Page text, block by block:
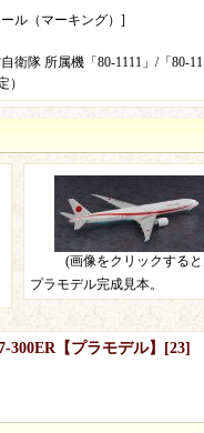
ル（マーキング）]
衛隊 所属機「80-1111」/「80-
）
(画像をクリックする
プラモデル完成見本。
【プラモデル】 [23]